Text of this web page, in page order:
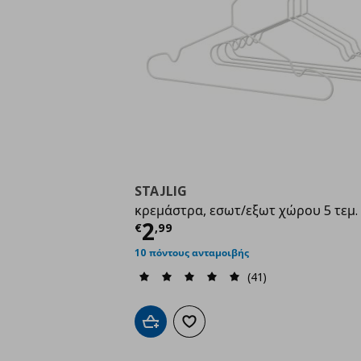
STAJLIG
κρεμάστρα, εσωτ/εξωτ χώρου 5 τεμ.
€2,99
Τρέχουσα τιμή
10 πόντους ανταμοιβής
(41)
Προσθήκη στο καλάθι
Προσθήκη στα αγαπημένα